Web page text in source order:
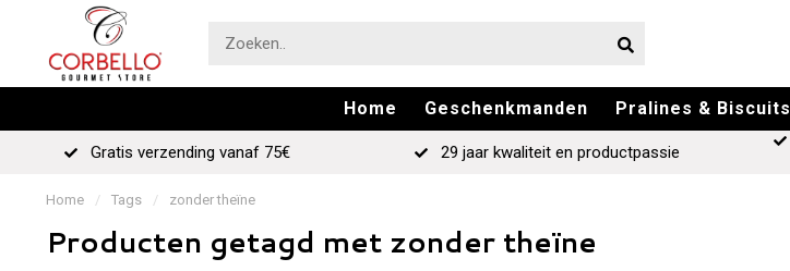
Home Geschenkmanden Pralines & Biscuits
Gratis verzending vanaf 75€ 29 jaar kwaliteit en productpassie
Home / Tags / zonder theïne
Producten getagd met zonder theïne